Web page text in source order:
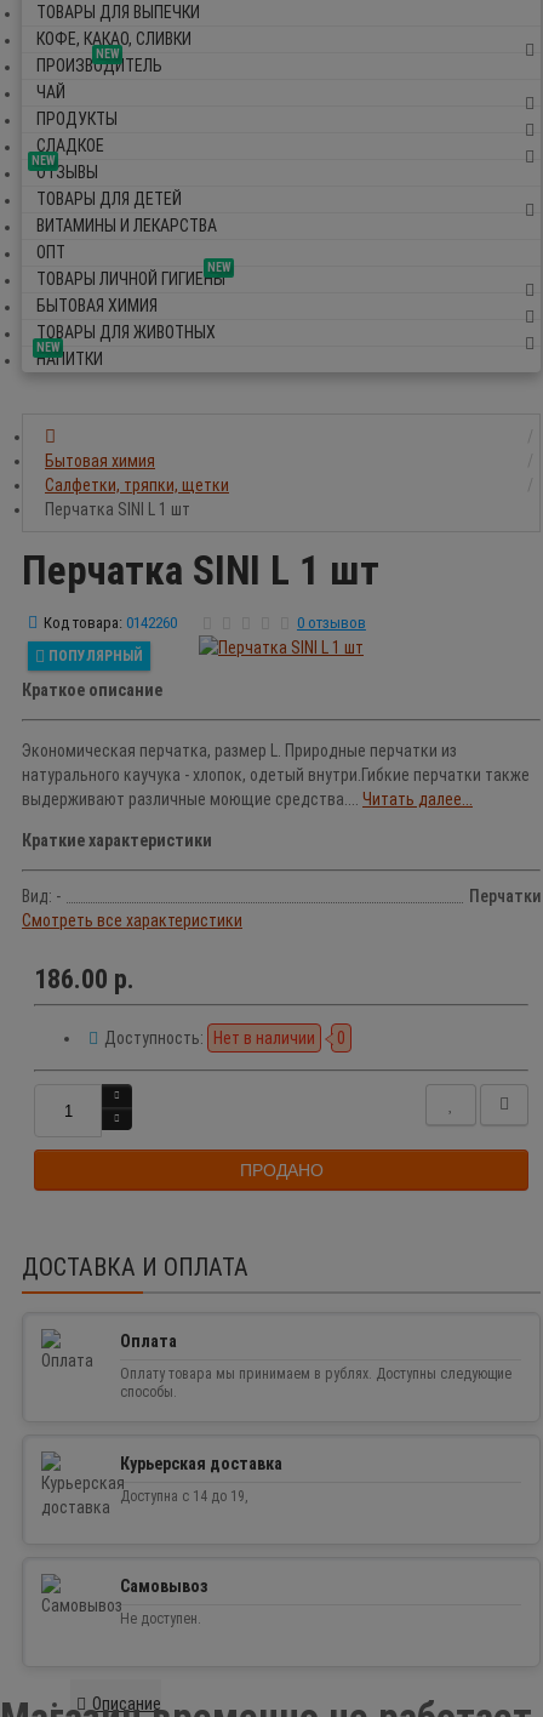
ТОВАРЫ ДЛЯ ВЫПЕЧКИ
КОФЕ, КАКАО, СЛИВКИ
NEW
ПРОИЗВОДИТЕЛЬ
ЧАЙ
ПРОДУКТЫ
СЛАДКОЕ
NEW
ОТЗЫВЫ
ТОВАРЫ ДЛЯ ДЕТЕЙ
ВИТАМИНЫ И ЛЕКАРСТВА
ОПТ
NEW
ТОВАРЫ ЛИЧНОЙ ГИГИЕНЫ
БЫТОВАЯ ХИМИЯ
ТОВАРЫ ДЛЯ ЖИВОТНЫХ
NEW
НАПИТКИ
Бытовая химия
Салфетки, тряпки, щетки
Перчатка SINI L 1 шт
Перчатка SINI L 1 шт
Код товара: 0142260 0 отзывов
ПОПУЛЯРНЫЙ
Краткое описание
Экономическая перчатка, размер L. Природные перчатки из
натурального каучука - хлопок, одетый внутри.Гибкие перчатки также
выдерживают различные моющие средства.... Читать далее...
Краткие характеристики
Вид: -
Перчатки
Смотреть все характеристики
186.00 р.
Доступность: Нет в наличии 0
ПРОДАНО
ДОСТАВКА И ОПЛАТА
Оплата
Оплату товара мы принимаем в рублях. Доступны следующие
способы.
Курьерская доставка
Доступна с 14 до 19,
Самовывоз
Не доступен.
Описание